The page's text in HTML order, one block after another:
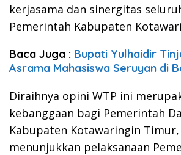
kerjasama dan sinergitas
Pemerintah Kabupaten
Baca Juga : Bupati Yulhaidir
Asrama Mahasiswa Seruyan di
Diraihnya opini WTP ini
kebanggaan bagi Pemerintah
Kabupaten Kotawaringin
menunjukkan pelaksanaan